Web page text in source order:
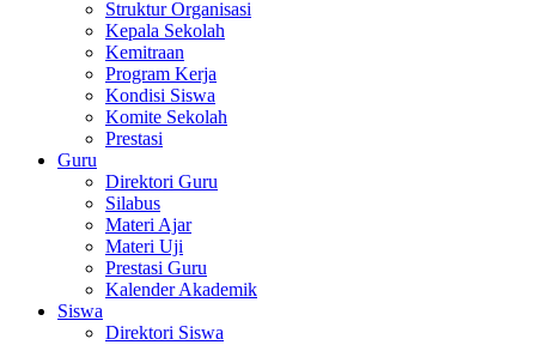
Struktur Organisasi
Kepala Sekolah
Kemitraan
Program Kerja
Kondisi Siswa
Komite Sekolah
Prestasi
Guru
Direktori Guru
Silabus
Materi Ajar
Materi Uji
Prestasi Guru
Kalender Akademik
Siswa
Direktori Siswa